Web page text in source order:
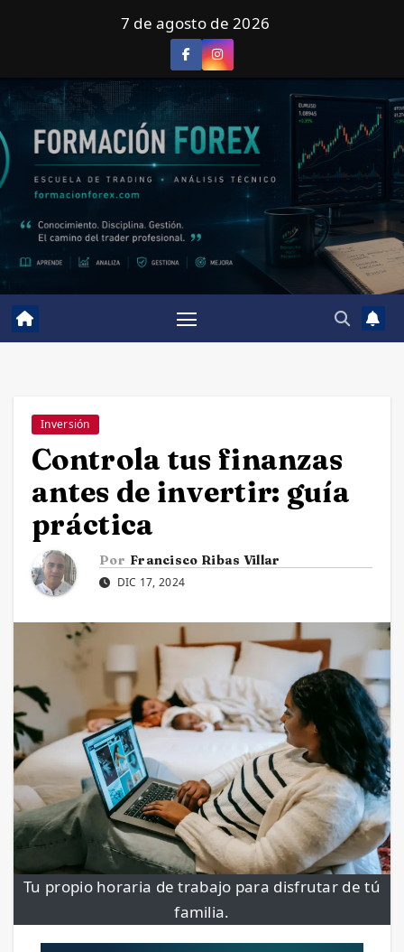
7 de agosto de 2026
Inversión
Controla tus finanzas
antes de invertir: guía
práctica
Por Francisco Ribas Villar
DIC 17, 2024
Tu propio horaria de trabajo para disfrutar de tú
familia.